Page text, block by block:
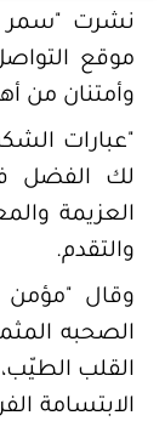
نشرت "سمر
موقع
وأمتنان من
"عبارات
لك الفضل
العزيمة
والتقدم.
وقال "مؤمن
الصحبه
القلب
الابتسامة